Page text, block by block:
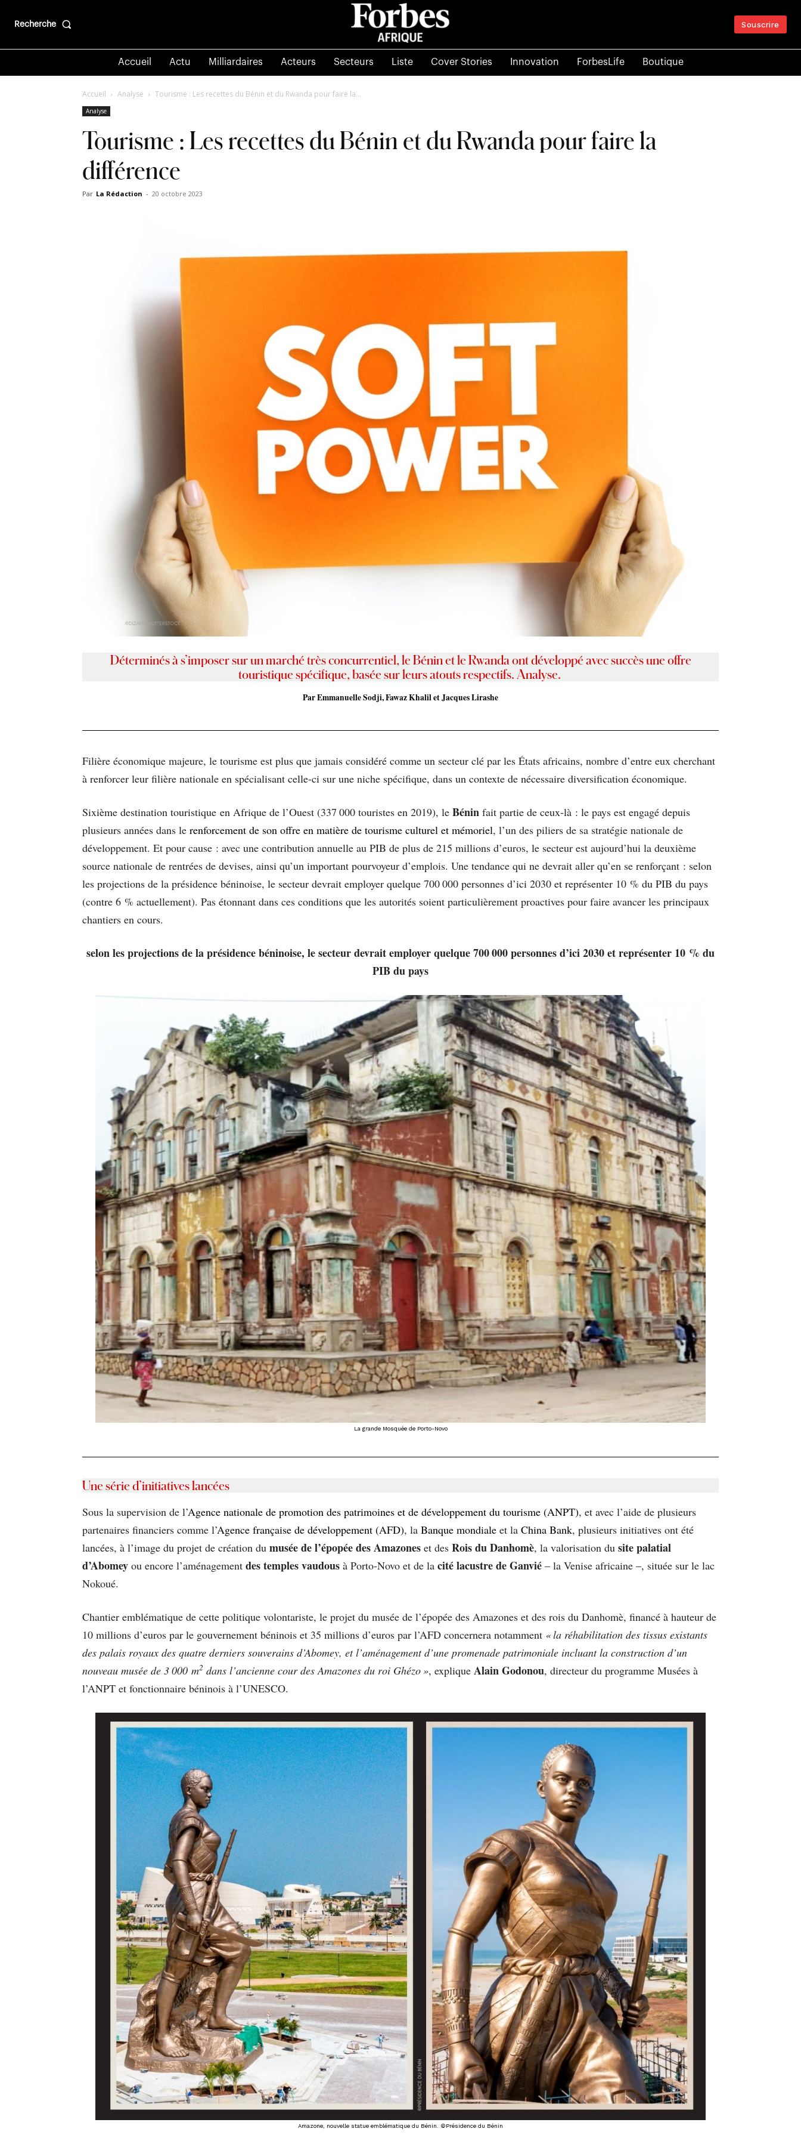
Recherche Souscrire
Accueil Actu Milliardaires Acteurs Secteurs Liste Cover Stories Innovation ForbesLife Boutique
Accueil Analyse Tourisme : Les recettes du Bénin et du Rwanda pour faire la...
Analyse
Tourisme : Les recettes du Bénin et du Rwanda pour faire la
différence
Par La Rédaction - 20 octobre 2023
Déterminés à s’imposer sur un marché très concurrentiel, le Bénin et le Rwanda ont développé avec succès une offre
touristique spécifique, basée sur leurs atouts respectifs. Analyse.
Par Emmanuelle Sodji, Fawaz Khalil et Jacques Lirashe
Filière économique majeure, le tourisme est plus que jamais considéré comme un secteur clé par les États africains, nombre d’entre eux cherchant
à renforcer leur filière nationale en spécialisant celle-ci sur une niche spécifique, dans un contexte de nécessaire diversification économique.
Sixième destination touristique en Afrique de l’Ouest (337 000 touristes en 2019), le Bénin fait partie de ceux-là : le pays est engagé depuis
plusieurs années dans le renforcement de son offre en matière de tourisme culturel et mémoriel, l’un des piliers de sa stratégie nationale de
développement. Et pour cause : avec une contribution annuelle au PIB de plus de 215 millions d’euros, le secteur est aujourd’hui la deuxième
source nationale de rentrées de devises, ainsi qu’un important pourvoyeur d’emplois. Une tendance qui ne devrait aller qu’en se renforçant : selon
les projections de la présidence béninoise, le secteur devrait employer quelque 700 000 personnes d’ici 2030 et représenter 10 % du PIB du pays
(contre 6 % actuellement). Pas étonnant dans ces conditions que les autorités soient particulièrement proactives pour faire avancer les principaux
chantiers en cours.
selon les projections de la présidence béninoise, le secteur devrait employer quelque 700 000 personnes d’ici 2030 et représenter 10 % du
PIB du pays
La grande Mosquée de Porto-Novo
Une série d’initiatives lancées
Sous la supervision de l’Agence nationale de promotion des patrimoines et de développement du tourisme (ANPT), et avec l’aide de plusieurs
partenaires financiers comme l’Agence française de développement (AFD), la Banque mondiale et la China Bank, plusieurs initiatives ont été
lancées, à l’image du projet de création du musée de l’épopée des Amazones et des Rois du Danhomè, la valorisation du site palatial
d’Abomey ou encore l’aménagement des temples vaudous à Porto-Novo et de la cité lacustre de Ganvié – la Venise africaine –, située sur le lac
Nokoué.
Chantier emblématique de cette politique volontariste, le projet du musée de l’épopée des Amazones et des rois du Danhomè, financé à hauteur de
10 millions d’euros par le gouvernement béninois et 35 millions d’euros par l’AFD concernera notamment « la réhabilitation des tissus existants
des palais royaux des quatre derniers souverains d’Abomey, et l’aménagement d’une promenade patrimoniale incluant la construction d’un
nouveau musée de 3 000 m2 dans l’ancienne cour des Amazones du roi Ghézo », explique Alain Godonou, directeur du programme Musées à
l’ANPT et fonctionnaire béninois à l’UNESCO.
Amazone, nouvelle statue emblématique du Bénin. ©Présidence du Bénin